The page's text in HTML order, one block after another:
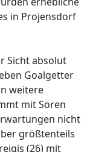
in Projensdorf
Sicht absolut
Goalgetter
weitere
mit Sören
nicht
größtenteils
(26) mit